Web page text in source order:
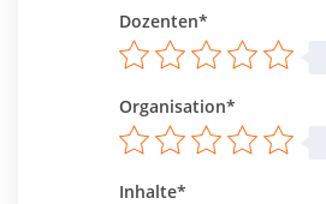
Dozenten*
Organisation*
Inhalte*